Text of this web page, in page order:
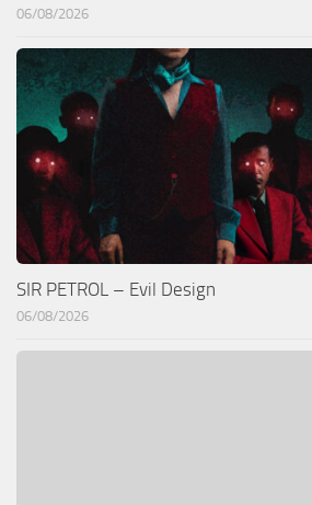
06/08/2026
SIR PETROL – Evil Design
06/08/2026